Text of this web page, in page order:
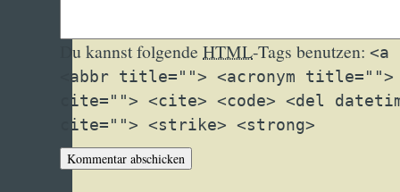
Du kannst folgende HTML-Tags benutzen:
<abbr title=""> <acronym title="">
cite=""> <cite> <code> <del
cite=""> <strike> <strong>